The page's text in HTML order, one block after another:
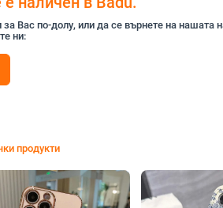
Вас по-долу, или да се върнете на нашата
ни:
продукти